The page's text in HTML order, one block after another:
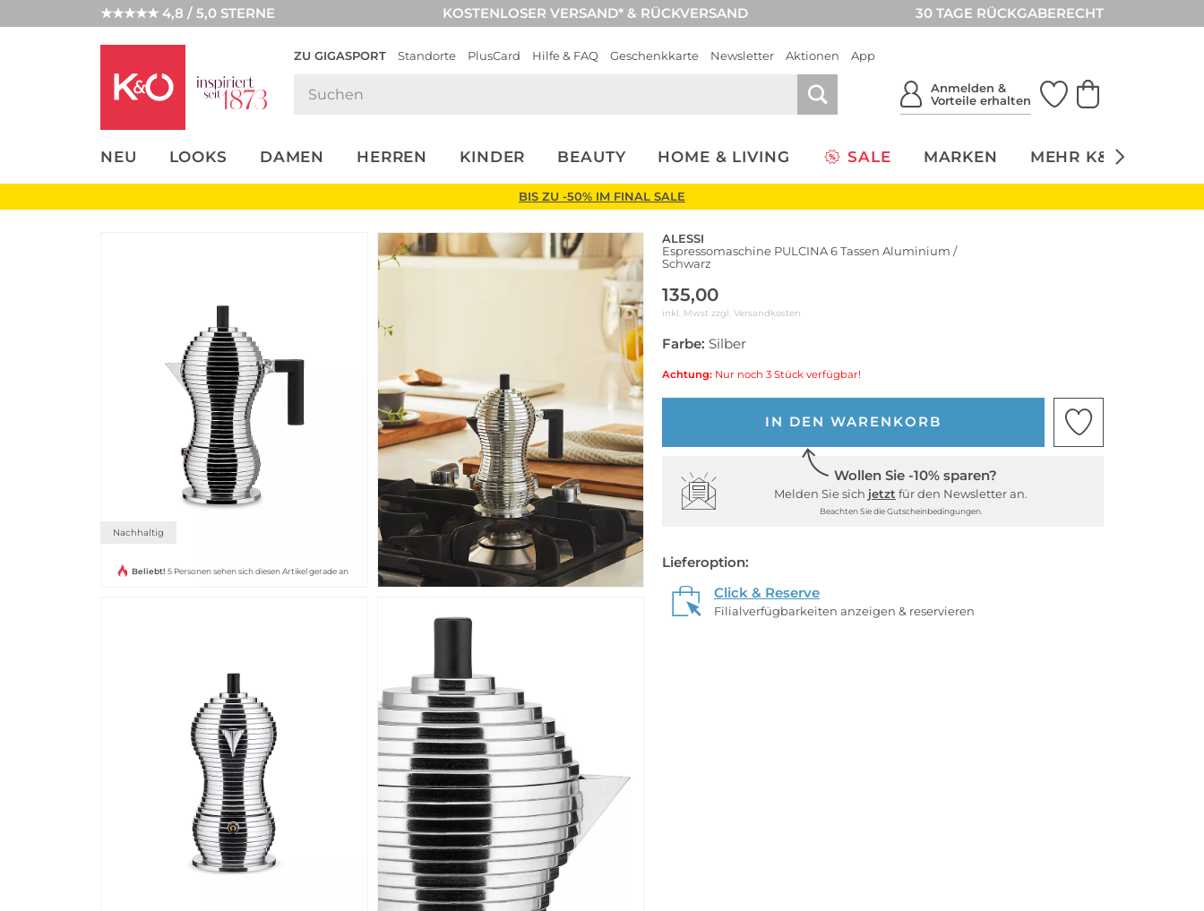
★★★★★ 4,8 / 5,0 STERNE KOSTENLOSER VERSAND* & RÜCKVERSAND 30 TAGE RÜCKGABERECHT
ZU GIGASPORT Standorte PlusCard Hilfe & FAQ Geschenkkarte Newsletter Aktionen App
Anmelden &
Vorteile erhalten
NEU LOOKS DAMEN HERREN KINDER BEAUTY HOME & LIVING SALE MARKEN MEHR K&Ö
UNSERE APP
CLICK &
BIS ZU -50% IM FINAL SALE
Nachhaltig
Beliebt! 5 Personen sehen sich diesen Artikel gerade an
ALESSI
Espressomaschine PULCINA 6 Tassen Aluminium /
Schwarz
135,00
inkl. Mwst zzgl. Versandkosten
Farbe: Silber
Achtung: Nur noch 3 Stück verfügbar!
IN DEN WARENKORB
Wollen Sie -10% sparen?
Melden Sie sich jetzt für den Newsletter an.
Beachten Sie die Gutscheinbedingungen.
Lieferoption:
Click & Reserve
Filialverfügbarkeiten anzeigen & reservieren